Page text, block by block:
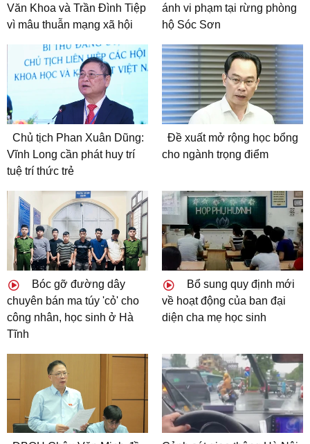
Văn Khoa và Trần Đình Tiệp
vì mâu thuẫn mạng xã hội
ánh vi phạm tại rừng phòng
hộ Sóc Sơn
Chủ tịch Phan Xuân Dũng:
Vĩnh Long cần phát huy trí
tuệ trí thức trẻ
Đề xuất mở rộng học bổng
cho ngành trọng điểm
Bóc gỡ đường dây
chuyên bán ma túy 'cỏ' cho
công nhân, học sinh ở Hà
Tĩnh
Bổ sung quy định mới
về hoạt động của ban đại
diện cha mẹ học sinh